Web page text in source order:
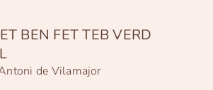
BEN FET TEB VERD
de Vilamajor